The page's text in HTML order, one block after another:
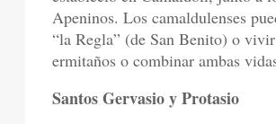
Apeninos. Los camaldulenses
“la Regla” (de San Benito) o
ermitaños o combinar ambas
Santos Gervasio y Protasio